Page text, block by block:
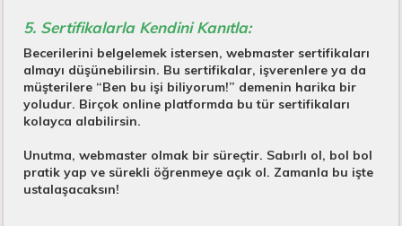
5. Sertifikalarla Kendini Kanıtla:
Becerilerini belgelemek istersen, webmaster sertifikaları
almayı düşünebilirsin. Bu sertifikalar, işverenlere ya da
müşterilere “Ben bu işi biliyorum!” demenin harika bir
yoludur. Birçok online platformda bu tür sertifikaları
kolayca alabilirsin.
Unutma, webmaster olmak bir süreçtir. Sabırlı ol, bol bol
pratik yap ve sürekli öğrenmeye açık ol. Zamanla bu işte
ustalaşacaksın!